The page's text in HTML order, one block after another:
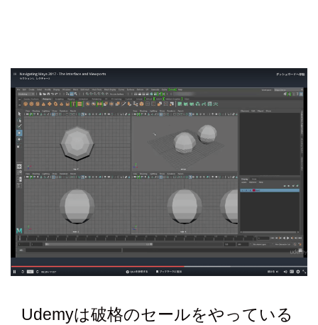
Udemyは破格のセールをやっている